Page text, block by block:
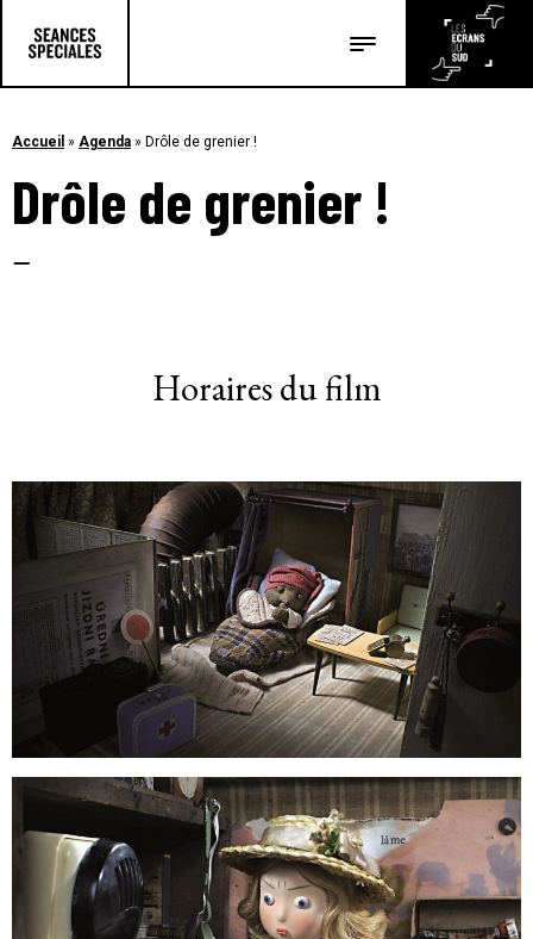
Les articles
Accueil » Agenda » Drôle de grenier !
Drôle de grenier !
–
Horaires du film